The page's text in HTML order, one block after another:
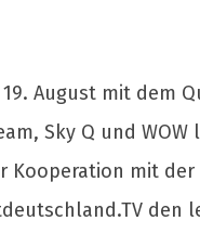
August mit dem
Sky Q und WOW
mit der
den